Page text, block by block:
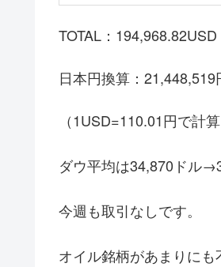
TOTAL：
日本円換算：21,448,519
（1USD=110.01円で計算
ダウ平均は34,870ドル
今週も取引なしです。
オイル銘柄があまりにも